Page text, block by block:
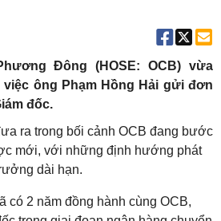
Đông (HOSE: OCB) vừa
ông Phạm Hồng Hải gửi đơn
đốc.
ra trong bối cảnh OCB đang bước
mới, với những định hướng phát
dài hạn.
có 2 năm đồng hành cùng OCB,